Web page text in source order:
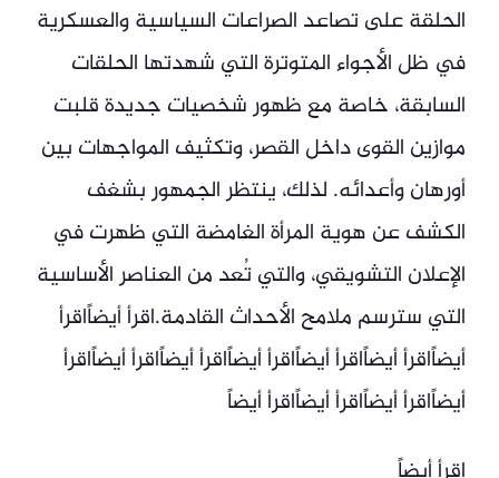
الحلقة على تصاعد الصراعات السياسية والعسكرية
في ظل الأجواء المتوترة التي شهدتها الحلقات
السابقة، خاصة مع ظهور شخصيات جديدة قلبت
موازين القوى داخل القصر، وتكثيف المواجهات بين
أورهان وأعدائه. لذلك، ينتظر الجمهور بشغف
الكشف عن هوية المرأة الغامضة التي ظهرت في
الإعلان التشويقي، والتي تُعد من العناصر الأساسية
التي سترسم ملامح الأحداث القادمة.اقرأ أيضاًاقرأ
أيضاًاقرأ أيضاًاقرأ أيضاًاقرأ أيضاًاقرأ أيضاًاقرأ أيضاًاقرأ
أيضاًاقرأ أيضاًاقرأ أيضاًاقرأ أيضاً